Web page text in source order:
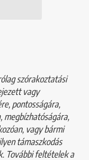
szórakoztatási
vagy
pontosságára,
megbízhatóságára,
vagy bármi
támaszkodás
További feltételek a